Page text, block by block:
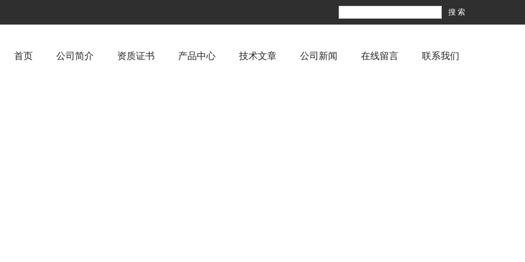
首页 公司简介 资质证书 产品中心 技术文章 公司新闻 在线留言 联系我们